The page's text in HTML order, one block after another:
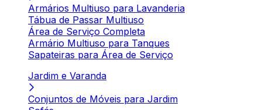
Armários Multiuso para Lavanderia
Tábua de Passar Multiuso
Área de Serviço Completa
Armário Multiuso para Tanques
Sapateiras para Área de Serviço
Jardim e Varanda
Conjuntos de Móveis para Jardim